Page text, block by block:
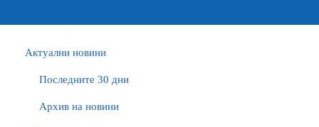
Актуални новини
Последните 30 дни
Архив на новини